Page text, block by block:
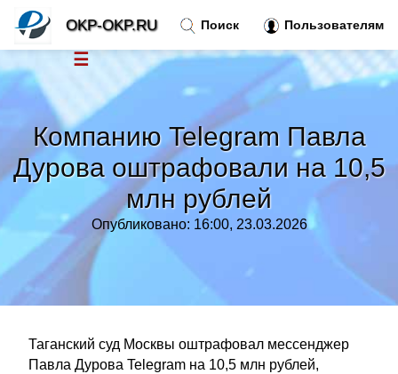
Компанию Telegram Павла
Дурова оштрафовали на 10,5
млн рублей
Опубликовано: 16:00, 23.03.2026
Таганский суд Москвы оштрафовал мессенджер
Павла Дурова Telegram на 10,5 млн рублей,
Поиск Пользователям
OKP-OKP.RU
☰
Новости
Тренды новостей»
»
Правила »
Контакт»